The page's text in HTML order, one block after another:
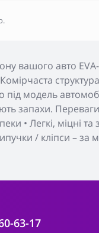
вашого авто
Комірчаста
під модель
запахи.
• Легкі, міцні
/ кліпси – за
63-17